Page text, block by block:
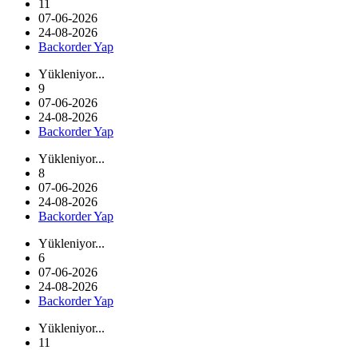
11
07-06-2026
24-08-2026
Backorder Yap
Yükleniyor...
9
07-06-2026
24-08-2026
Backorder Yap
Yükleniyor...
8
07-06-2026
24-08-2026
Backorder Yap
Yükleniyor...
6
07-06-2026
24-08-2026
Backorder Yap
Yükleniyor...
11